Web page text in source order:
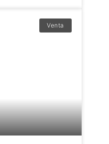
Venta